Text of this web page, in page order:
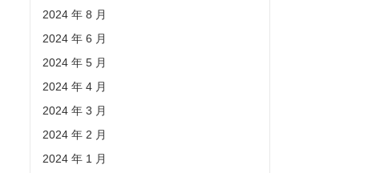
2024 年 8 月
2024 年 6 月
2024 年 5 月
2024 年 4 月
2024 年 3 月
2024 年 2 月
2024 年 1 月